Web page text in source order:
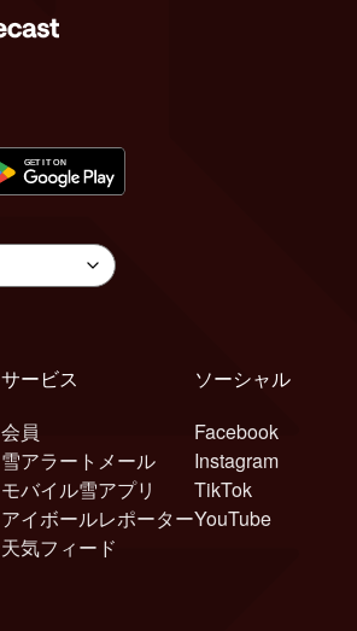
サービス
会員
雪アラートメール
モバイル雪アプリ
アイボールレポーター
天気フィード
ソーシャル
Facebook
Instagram
TikTok
YouTube